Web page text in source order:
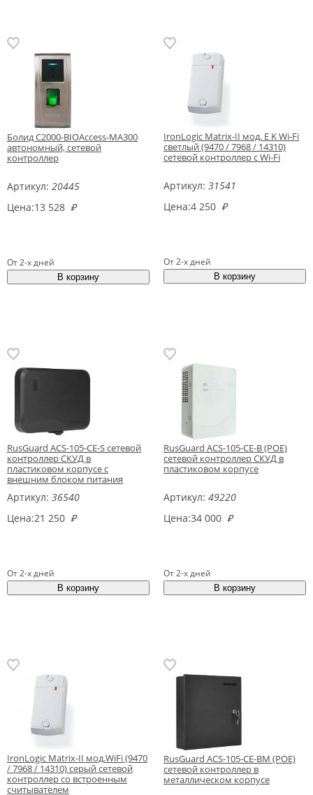
Болид С2000-BIOAccess-MA300
автономный, сетевой
контроллер
Артикул: 20445
Цена:13 528 ₽
От 2-х дней
IronLogic Matrix-II мод. E K Wi-Fi
светлый (9470 / 7968 / 14310)
сетевой контроллер c Wi-Fi
Артикул: 31541
Цена:4 250 ₽
От 2-х дней
RusGuard ACS-105-CE-S сетевой
контроллер СКУД в
пластиковом корпусе с
внешним блоком питания
Артикул: 36540
Цена:21 250 ₽
От 2-х дней
RusGuard ACS-105-CE-B (POE)
сетевой контроллер СКУД в
пластиковом корпусе
Артикул: 49220
Цена:34 000 ₽
От 2-х дней
IronLogic Matrix-II мод.WiFi (9470
/ 7968 / 14310) серый сетевой
контроллер со встроенным
считывателем
RusGuard ACS-105-CE-BM (POE)
сетевой контроллер в
металлическом корпусе